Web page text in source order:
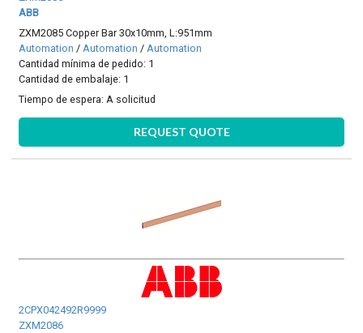
ABB
ZXM2085 Copper Bar 30x10mm, L:951mm
Automation / Automation / Automation
Cantidad mínima de pedido: 1
Cantidad de embalaje: 1
Tiempo de espera:A solicitud
REQUEST QUOTE
2CPX042492R9999
ZXM2086